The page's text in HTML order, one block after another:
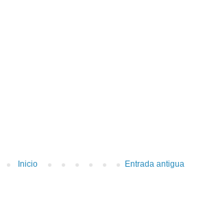
Entrada antigua
Inicio